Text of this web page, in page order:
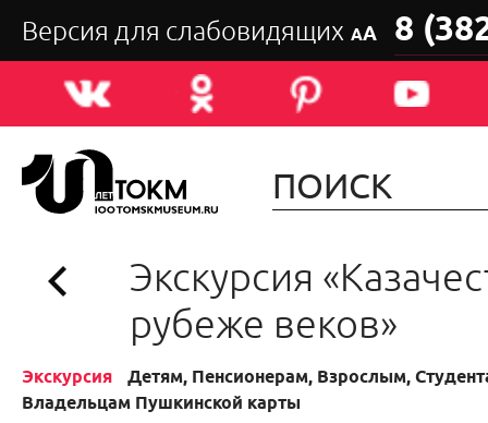
Версия для слабовидящих АА 8
Экскурсия
рубеже веков»
Экскурсия
Детям, Пенсионерам, Взрослым,
Владельцам Пушкинской карты